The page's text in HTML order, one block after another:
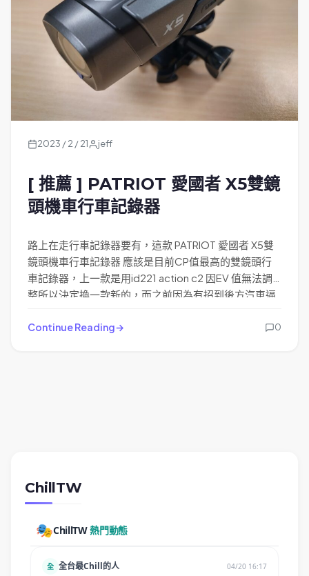
2023 / 2 / 21 jeff
[ 推薦 ] PATRIOT 愛國者 X5雙鏡
頭機車行車記錄器
路上在走行車記錄器要有，這款 PATRIOT 愛國者 X5雙
鏡頭機車行車記錄器 應該是目前CP值最高的雙鏡頭行
車記錄器，上一款是用id221 action c2 因EV 值無法調
整所以決定換一款新的，而之前因為有招到後方汽車逼
本是想再買一台id221 action c2舊的錄後面，但人都是
Continue Reading 0
ChillTW